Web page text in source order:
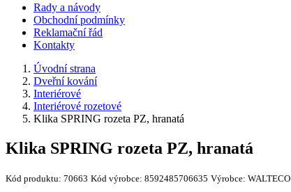
Rady a návody
Obchodní podmínky
Reklamační řád
Kontakty
Úvodní strana
Dveřní kování
Interiérové
Interiérové rozetové
Klika SPRING rozeta PZ, hranatá
Klika SPRING rozeta PZ, hranatá
Kód produktu: 70663 Kód výrobce: 8592485706635 Výrobce: WALTECO